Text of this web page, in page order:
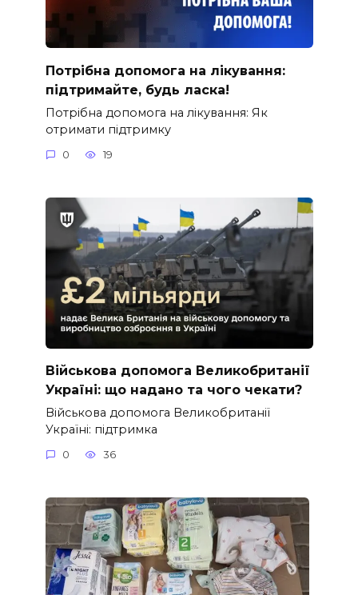
Потрібна допомога на лікування:
підтримайте, будь ласка!
Потрібна допомога на лікування: Як
отримати підтримку
0 19
Військова допомога Великобританії
Україні: що надано та чого чекати?
Військова допомога Великобританії
Україні: підтримка
0 36